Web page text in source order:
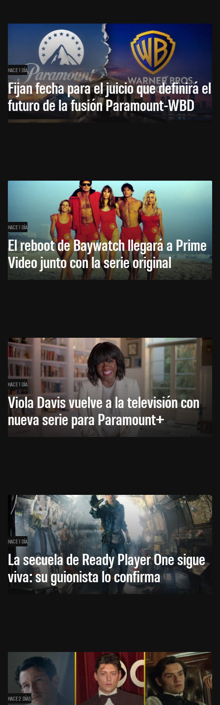
HACE 1 DÍA
Fijan fecha para el juicio que definirá el
futuro de la fusión Paramount-WBD
HACE 1 DÍA
El reboot de Baywatch llegará a Prime
Video junto con la serie original
HACE 1 DÍA
Viola Davis vuelve a la televisión con
nueva serie para Paramount+
HACE 1 DÍA
La secuela de Ready Player One sigue
viva: su guionista lo confirma
HACE 2 DÍAS